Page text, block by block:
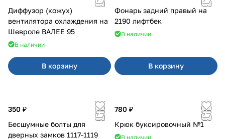
Диффузор (кожух)
вентилятора охлаждения на
Шевроле ВАЛЕЕ 95
В наличии
В корзину
Фонарь задний правый на
2190 лифтбек
В наличии
В корзину
350 ₽
Бесшумные болты для
дверных замков 1117-1119
780 ₽
Крюк буксировочный №1
В наличии